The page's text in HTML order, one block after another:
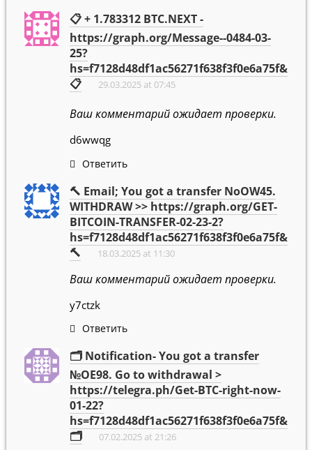
📋 + 1.783312 BTC.NEXT -
https://graph.org/Message--0484-03-
25?
hs=f7128d48df1ac56271f638f3f0e6a75f&
📋
29.03.2025 at 07:45
Ваш комментарий ожидает проверки.
d6wwqg
Ответить
🔨 Email; You got a transfer NoOW45.
WITHDRAW >> https://graph.org/GET-
BITCOIN-TRANSFER-02-23-2?
hs=f7128d48df1ac56271f638f3f0e6a75f&
🔨
18.03.2025 at 11:30
Ваш комментарий ожидает проверки.
y7ctzk
Ответить
🗂 Notification- You got a transfer
№OE98. Go to withdrawal >
https://telegra.ph/Get-BTC-right-now-
01-22?
hs=f7128d48df1ac56271f638f3f0e6a75f&
🗂
07.02.2025 at 21:26